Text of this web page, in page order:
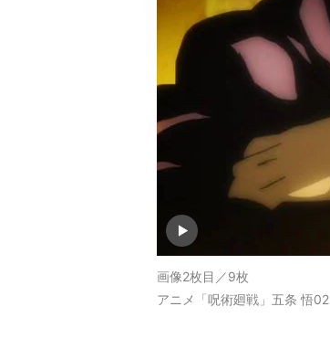
画像2枚目／9枚
アニメ「呪術廻戦」五条 悟02